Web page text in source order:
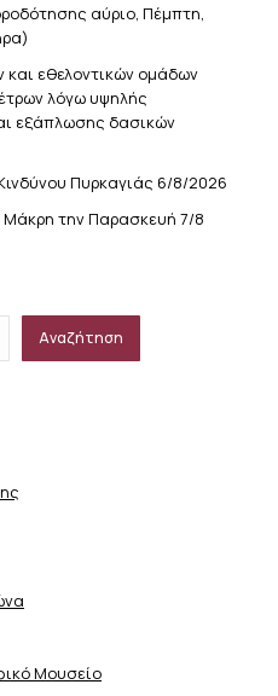
αύριο, Πέμπτη,
και εθελοντικών ομάδων
λόγω υψηλής
εξάπλωσης δασικών
Πυρκαγιάς 6/8/2026
την Παρασκευή 7/8
Αναζήτηση
Μουσείο